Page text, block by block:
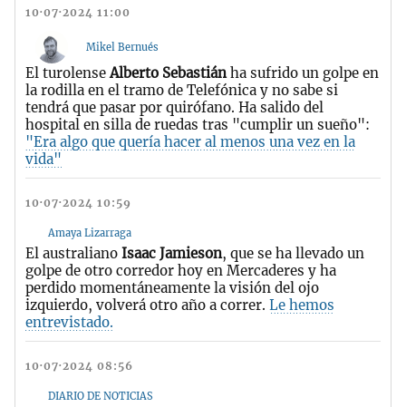
10·07·2024 11:00
Mikel Bernués
El turolenseAlberto Sebastiánha sufrido un golpe en
la rodilla en el tramo de Telefónica y no sabe si
tendrá que pasar por quirófano. Ha salido del
hospital en silla de ruedas tras "cumplir un sueño":
"Era algo que quería hacer al menos una vez en la
vida"
10·07·2024 10:59
Amaya Lizarraga
El australiano Isaac Jamieson, que se ha llevado un
golpe de otro corredor hoy en Mercaderes y ha
perdido momentáneamente la visión del ojo
izquierdo, volverá otro año a correr. Le hemos
entrevistado.
10·07·2024 08:56
DIARIO DE NOTICIAS